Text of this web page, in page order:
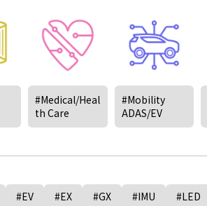
#Medical/Heal
th Care
#Mobility
ADAS/EV
#EV #EX #GX #IMU #LED